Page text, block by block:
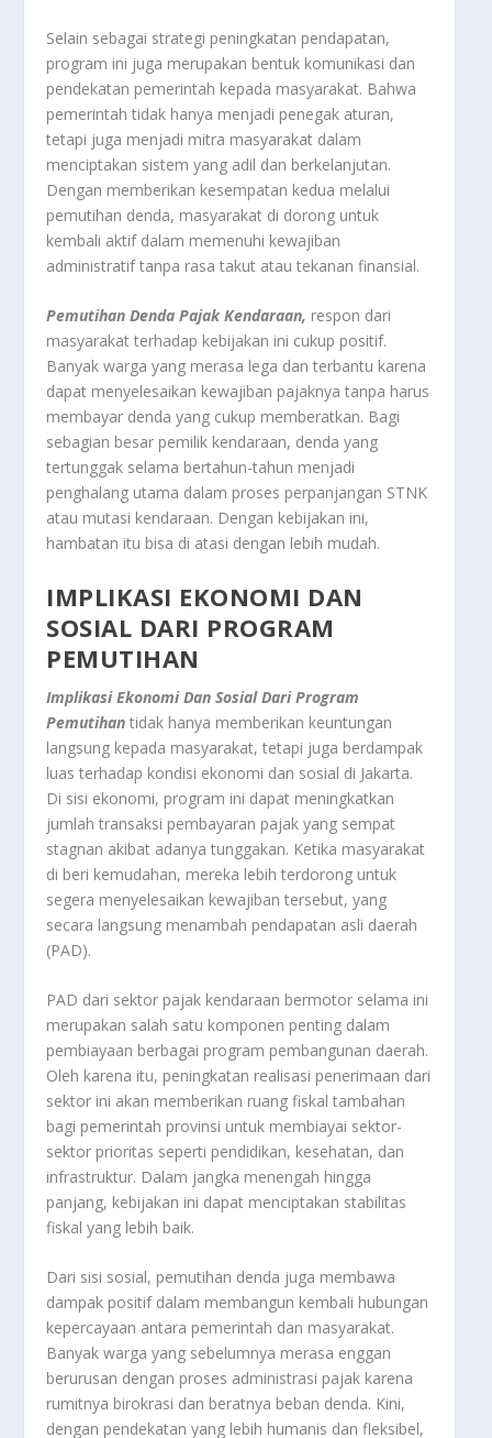
Selain sebagai strategi peningkatan pendapatan,
program ini juga merupakan bentuk komunikasi dan
pendekatan pemerintah kepada masyarakat. Bahwa
pemerintah tidak hanya menjadi penegak aturan,
tetapi juga menjadi mitra masyarakat dalam
menciptakan sistem yang adil dan berkelanjutan.
Dengan memberikan kesempatan kedua melalui
pemutihan denda, masyarakat di dorong untuk
kembali aktif dalam memenuhi kewajiban
administratif tanpa rasa takut atau tekanan finansial.
Pemutihan Denda Pajak Kendaraan, respon dari
masyarakat terhadap kebijakan ini cukup positif.
Banyak warga yang merasa lega dan terbantu karena
dapat menyelesaikan kewajiban pajaknya tanpa harus
membayar denda yang cukup memberatkan. Bagi
sebagian besar pemilik kendaraan, denda yang
tertunggak selama bertahun-tahun menjadi
penghalang utama dalam proses perpanjangan STNK
atau mutasi kendaraan. Dengan kebijakan ini,
hambatan itu bisa di atasi dengan lebih mudah.
IMPLIKASI EKONOMI DAN
SOSIAL DARI PROGRAM
PEMUTIHAN
Implikasi Ekonomi Dan Sosial Dari Program
Pemutihan tidak hanya memberikan keuntungan
langsung kepada masyarakat, tetapi juga berdampak
luas terhadap kondisi ekonomi dan sosial di Jakarta.
Di sisi ekonomi, program ini dapat meningkatkan
jumlah transaksi pembayaran pajak yang sempat
stagnan akibat adanya tunggakan. Ketika masyarakat
di beri kemudahan, mereka lebih terdorong untuk
segera menyelesaikan kewajiban tersebut, yang
secara langsung menambah pendapatan asli daerah
(PAD).
PAD dari sektor pajak kendaraan bermotor selama ini
merupakan salah satu komponen penting dalam
pembiayaan berbagai program pembangunan daerah.
Oleh karena itu, peningkatan realisasi penerimaan dari
sektor ini akan memberikan ruang fiskal tambahan
bagi pemerintah provinsi untuk membiayai sektor-
sektor prioritas seperti pendidikan, kesehatan, dan
infrastruktur. Dalam jangka menengah hingga
panjang, kebijakan ini dapat menciptakan stabilitas
fiskal yang lebih baik.
Dari sisi sosial, pemutihan denda juga membawa
dampak positif dalam membangun kembali hubungan
kepercayaan antara pemerintah dan masyarakat.
Banyak warga yang sebelumnya merasa enggan
berurusan dengan proses administrasi pajak karena
rumitnya birokrasi dan beratnya beban denda. Kini,
dengan pendekatan yang lebih humanis dan fleksibel,